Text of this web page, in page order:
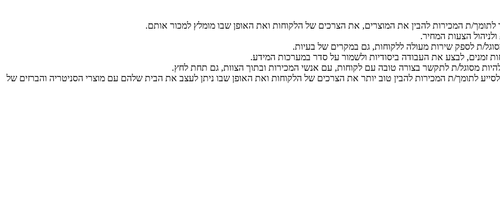
לתומך/ת המכירות להבין את המוצרים, את הצרכים של הלקוחות ואת האופן שבו מומלץ למכור אותם.
הצעות המחיר.
ת לספק שירות מעולה ללקוחות, גם במקרים של בעיות.
זמנים, לבצע את העבודה ביסודיות ולשמור על סדר במערכות המידע.
מסוגל/ת לתקשר בצורה טובה עם לקוחות, עם אנשי המכירות ובתוך הצוות, גם תחת לחץ.
לסייע לתומך/ת המכירות להבין טוב יותר את הצרכים של הלקוחות ואת האופן שבו ניתן לעצב את הבית שלהם עם מוצרי הסניטריה והברזים של